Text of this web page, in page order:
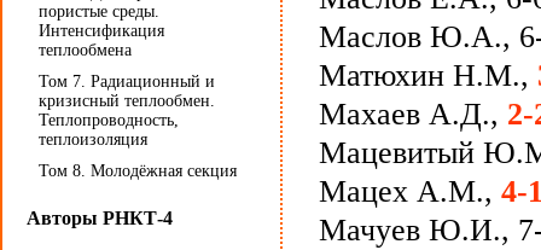
пористые среды.
Интенсификация
теплообмена
Том 7. Радиационный и
кризисный теплообмен.
Теплопроводность,
теплоизоляция
Том 8. Молодёжная секция
Авторы РНКТ-4
Маслов Ю.А.,
Матюхин Н.М.,
Махаев А.Д., 2-
Мацевитый
Мацех А.М., 4-
Мачуев Ю.И.,